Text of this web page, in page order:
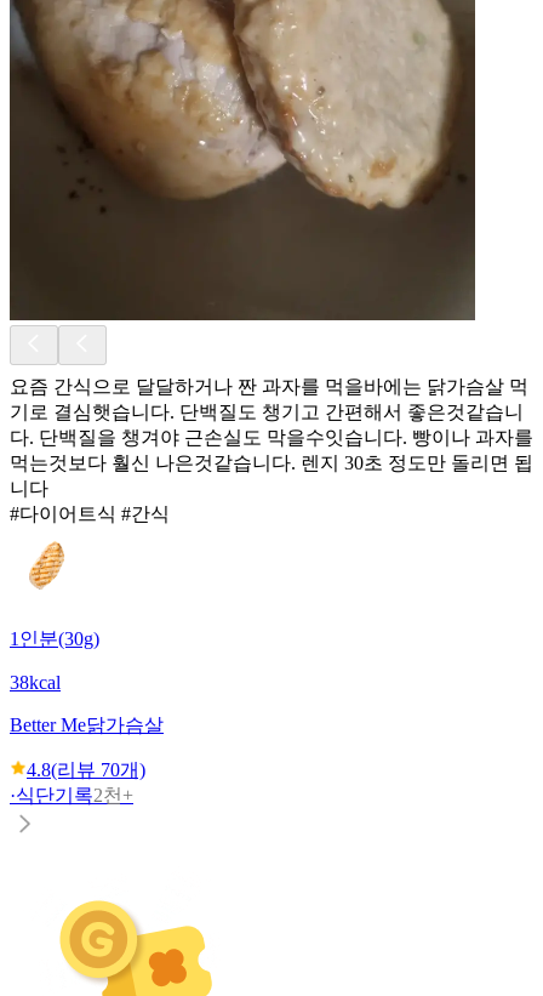
요즘 간식으로 달달하거나 짠 과자를 먹을바에는 닭가슴살 먹
기로 결심햇습니다. 단백질도 챙기고 간편해서 좋은것같습니
다. 단백질을 챙겨야 근손실도 막을수잇습니다. 빵이나 과자를
먹는것보다 훨신 나은것같습니다. 렌지 30초 정도만 돌리면 됩
니다
#다이어트식 #간식
1인분(30g)
38kcal
Better Me닭가슴살
4.8(리뷰 70개)
·식단기록2천+